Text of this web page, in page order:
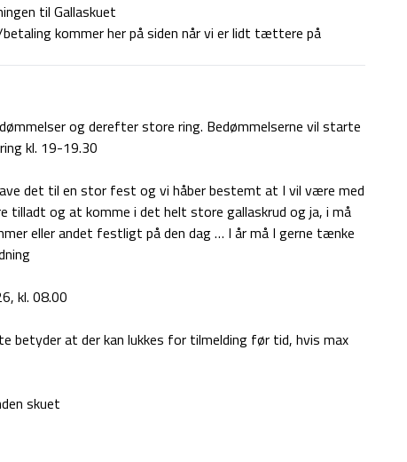
til Gallaskuet
kommer her på siden når vi er lidt tættere på
og derefter store ring. Bedømmelserne vil starte
kl. 19-19.30
det til en stor fest og vi håber bestemt at I vil være med
og at komme i det helt store gallaskrud og ja, i må
eller andet festligt på den dag … I år må I gerne tænke
kl. 08.00
betyder at der kan lukkes for tilmelding før tid, hvis max
skuet